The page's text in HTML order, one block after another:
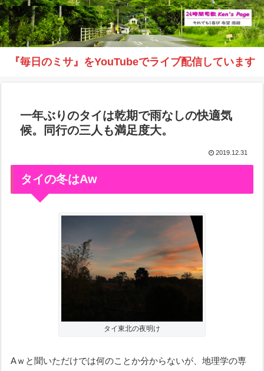
『毎日のミサ』をYouTubeでライブ配信しています
一年ぶりのタイは乾期で雨なしの快適気
候。同行の三人も満足度大。
2019.12.31
タイの冬はAw
タイ東北の夜明け
Aｗと聞いただけでは何のことか分からないが、地理学の専